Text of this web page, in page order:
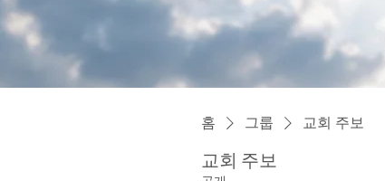
홈 그룹 교회 주보
교회 주보